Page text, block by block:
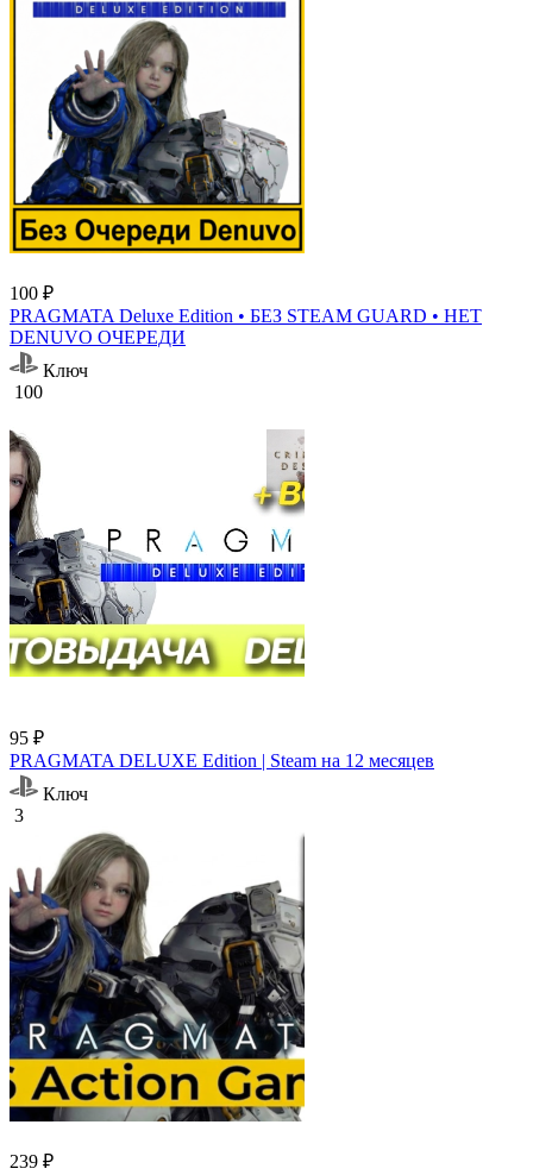
100 ₽
PRAGMATA Deluxe Edition • БЕЗ STEAM GUARD • НЕТ
DENUVO ОЧЕРЕДИ
Ключ
100
95 ₽
PRAGMATA DELUXE Edition | Steam на 12 месяцев
Ключ
3
239 ₽